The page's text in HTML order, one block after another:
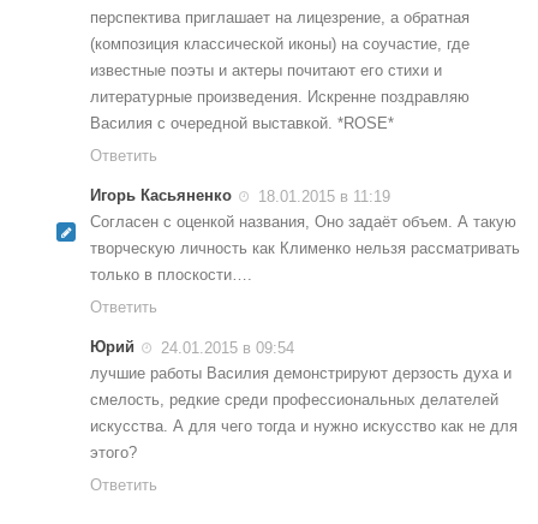
перспектива приглашает на лицезрение, а обратная
(композиция классической иконы) на соучастие, где
известные поэты и актеры почитают его стихи и
литературные произведения. Искренне поздравляю
Василия с очередной выставкой. *ROSE*
Ответить
Игорь Касьяненко
18.01.2015 в 11:19
Согласен с оценкой названия, Оно задаёт объем. А такую
творческую личность как Клименко нельзя рассматривать
только в плоскости….
Ответить
Юрий
24.01.2015 в 09:54
лучшие работы Василия демонстрируют дерзость духа и
смелость, редкие среди профессиональных делателей
искусства. А для чего тогда и нужно искусство как не для
этого?
Ответить